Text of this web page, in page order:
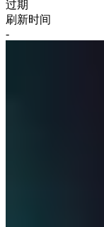
过期
刷新时间
-